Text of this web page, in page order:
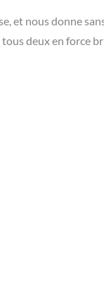
et nous donne
deux en force